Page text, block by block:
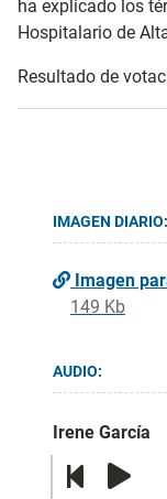
ha explicado los
Hospitalario de
Resultado de
IMAGEN DIARIO:
Imagen
149 Kb
AUDIO:
Irene García